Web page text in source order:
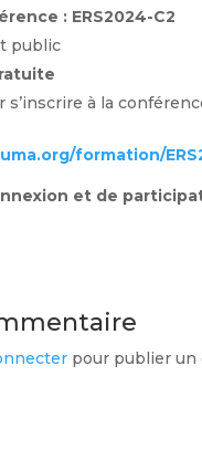
: ERS2024-C2
public
s’inscrire à la
formation/
et de
pour publier un